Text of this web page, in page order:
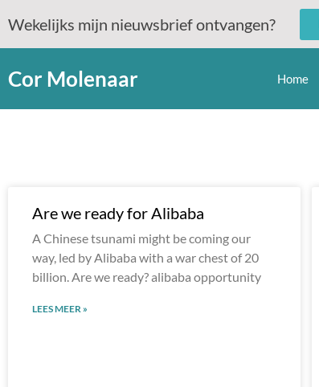
Wekelijks mijn nieuwsbrief ontvangen?
Cor Molenaar Home
Are we ready for Alibaba
A Chinese tsunami might be coming our
way, led by Alibaba with a war chest of 20
billion. Are we ready? alibaba opportunity
LEES MEER »